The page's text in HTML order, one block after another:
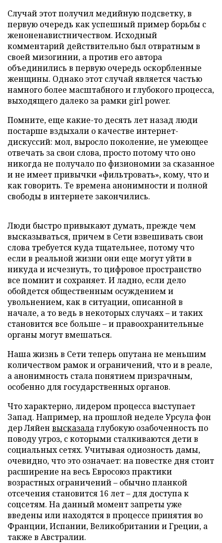
Случай этот получил медийную подсветку, в
первую очередь как успешный пример борьбы с
женоненавистничеством. Исходный
комментарий действительно был отвратным в
своей мизогинии, а против его автора
объединились в первую очередь оскорбленные
женщины. Однако этот случай является частью
намного более масштабного и глубокого процесса,
выходящего далеко за рамки girl power.
Помните, еще какие-то десять лет назад люди
постарше вздыхали о качестве интернет-
дискуссий: мол, выросло поколение, не умеющее
отвечать за свои слова, просто потому что оно
никогда не получало по физиономии за сказанное
и не имеет привычки «фильтровать», кому, что и
как говорить. Те времена анонимности и полной
свободы в интернете закончились.
Люди быстро привыкают думать, прежде чем
высказываться, причем в Сети взвешивать свои
слова требуется куда тщательнее, потому что
если в реальной жизни они еще могут уйти в
никуда и исчезнуть, то цифровое пространство
все помнит и сохраняет. И ладно, если дело
обойдется общественным осуждением и
увольнением, как в ситуации, описанной в
начале, а то ведь в некоторых случаях – и таких
становится все больше – и правоохранительные
органы могут вмешаться.
Наша жизнь в Сети теперь опутана не меньшим
количеством рамок и ограничений, что и в реале,
а анонимность стала понятием призрачным,
особенно для государственных органов.
Что характерно, лидером процесса выступает
Запад. Например, на прошлой неделе Урсула фон
дер Ляйен высказалаглубокую озабоченность по
поводу угроз, с которыми сталкиваются дети в
социальных сетях. Учитывая одиозность дамы,
очевидно, что это означает: на повестке дня стоит
расширение на весь Евросоюз практики
возрастных ограничений – обычно планкой
отсечения становится 16 лет – для доступа к
соцсетям. На данный момент запреты уже
введены или находятся в процессе принятия во
Франции, Испании, Великобритании и Греции, а
также в Австралии.